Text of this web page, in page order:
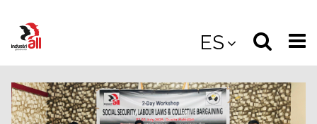
main
ES
Select
the
site